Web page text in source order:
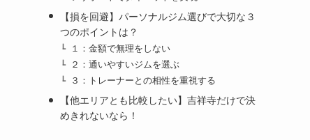
【損を回避】パーソナルジム選びで大切な３
つのポイントは？
１：金額で無理をしない
２：通いやすいジムを選ぶ
３：トレーナーとの相性を重視する
【他エリアとも比較したい】吉祥寺だけで決
めきれないなら！